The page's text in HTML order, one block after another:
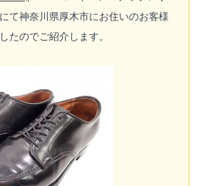
て神奈川県厚木市にお住いのお客様
たのでご紹介します。